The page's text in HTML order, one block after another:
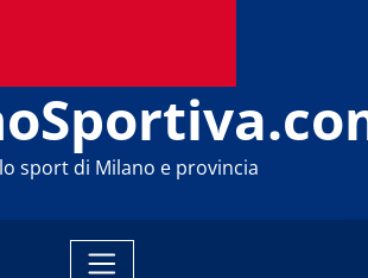
sport di Milano e provincia